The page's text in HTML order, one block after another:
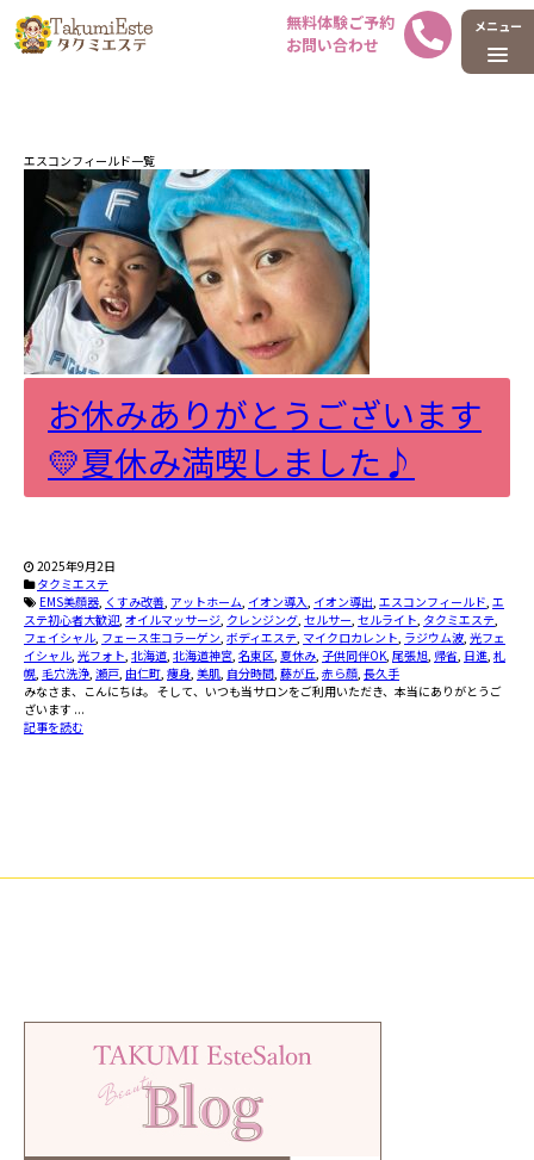
ホーム タグ : エスコンフィールド
エスコンフィールド一覧
お休みありがとうございます
💛夏休み満喫しました♪
2025年9月2日
タクミエステ
EMS美顔器, くすみ改善, アットホーム, イオン導入, イオン導出, エスコンフィールド, エ
ステ初心者大歓迎, オイルマッサージ, クレンジング, セルサー, セルライト, タクミエステ,
フェイシャル, フェース生コラーゲン, ボディエステ, マイクロカレント, ラジウム波, 光フェ
イシャル, 光フォト, 北海道, 北海道神宮, 名東区, 夏休み, 子供同伴OK, 尾張旭, 帰省, 日進, 札
幌, 毛穴洗浄, 瀬戸, 由仁町, 痩身, 美肌, 自分時間, 藤が丘, 赤ら顔, 長久手
みなさま、こんにちは。 そして、いつも当サロンをご利用いただき、本当にありがとうご
ざいます ...
記事を読む